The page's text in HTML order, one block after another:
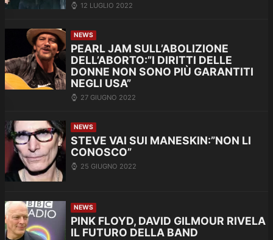
12 LUGLIO 2022
NEWS
PEARL JAM SULL’ABOLIZIONE
DELL’ABORTO:”I DIRITTI DELLE
DONNE NON SONO PIÙ GARANTITI
NEGLI USA”
27 GIUGNO 2022
NEWS
STEVE VAI SUI MANESKIN:”NON LI
CONOSCO”
25 GIUGNO 2022
NEWS
PINK FLOYD, DAVID GILMOUR RIVELA
IL FUTURO DELLA BAND